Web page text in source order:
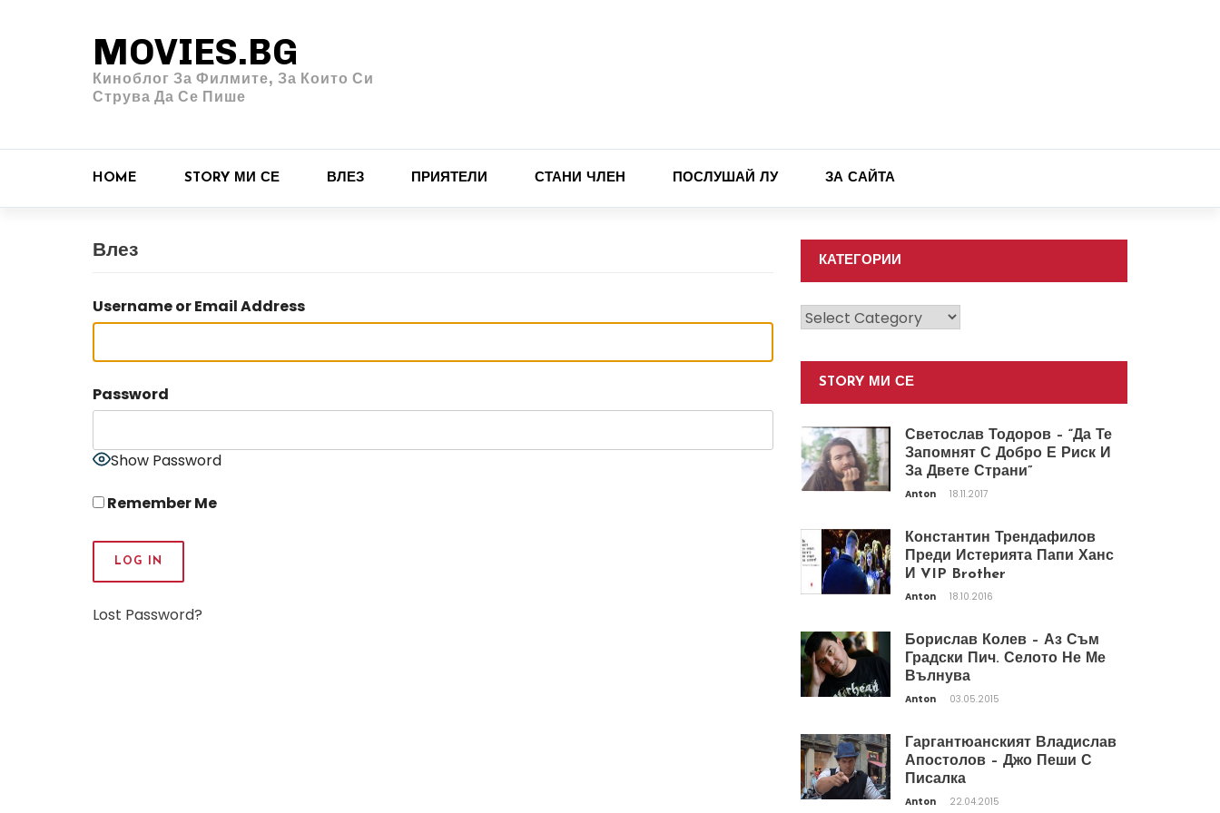
MOVIES.BG
Киноблог За Филмите, За Които Си
Струва Да Се Пише
HOME STORY МИ СЕ ВЛЕЗ ПРИЯТЕЛИ СТАНИ ЧЛЕН ПОСЛУШАЙ ЛУ ЗА САЙТА
Влез
Username or Email Address
Password
Show Password
Remember Me
Lost Password?
КАТЕГОРИИ
Категории
STORY МИ СЕ
Светослав Тодоров – “Да Те
Запомнят С Добро Е Риск И
За Двете Страни”
Anton 18.11.2017
Константин Трендафилов
Преди Истерията Папи Ханс
И VIP Brother
Anton 18.10.2016
Борислав Колев – Аз Съм
Градски Пич. Селото Не Ме
Вълнува
Anton 03.05.2015
Гаргантюанският Владислав
Апостолов – Джо Пеши С
Писалка
Anton 22.04.2015